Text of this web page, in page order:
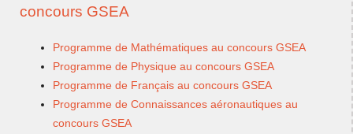
concours GSEA
Programme de Mathématiques au concours GSEA
Programme de Physique au concours GSEA
Programme de Français au concours GSEA
Programme de Connaissances aéronautiques au
concours GSEA